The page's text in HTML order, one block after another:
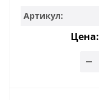
Артикул:
Цена: